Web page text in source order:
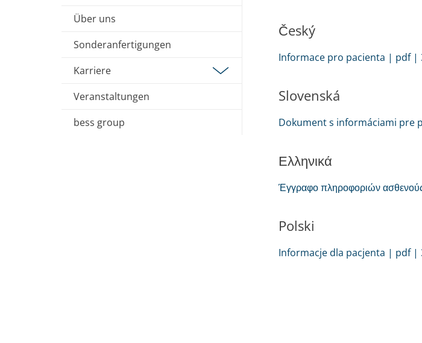
Über uns
Sonderanfertigungen
Karriere
Veranstaltungen
bess group
Český
Informace pro pacienta | pdf |
Slovenská
Dokument s informáciami pre
Ελληνικά
Έγγραφο πληροφοριών
Polski
Informacje dla pacjenta | pdf |